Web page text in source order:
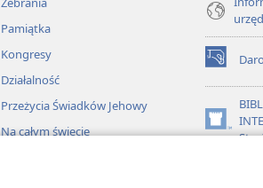
Pamiątka
Kongresy
Działalność
Przeżycia Świadków Jehowy
Na całym świecie
(opens
new
window)
(opens